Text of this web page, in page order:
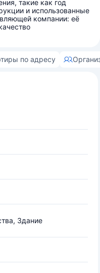
такие как год
и использованные
компании: её
по адресу
Здание